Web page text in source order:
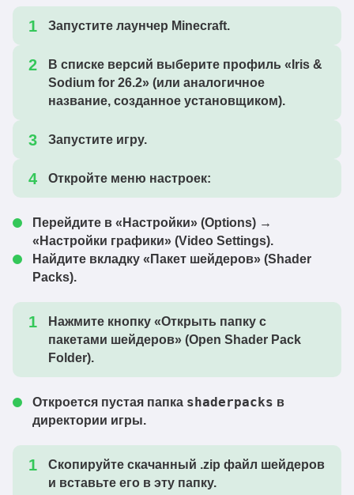
Запустите лаунчер Minecraft.
В списке версий выберите профиль «Iris &
Sodium for 26.2» (или аналогичное
название, созданное установщиком).
Запустите игру.
Откройте меню настроек:
Перейдите в «Настройки» (Options) →
«Настройки графики» (Video Settings).
Найдите вкладку «Пакет шейдеров» (Shader
Packs).
Нажмите кнопку «Открыть папку с
пакетами шейдеров» (Open Shader Pack
Folder).
Откроется пустая папка shaderpacks в
директории игры.
Скопируйте скачанный .zip файл шейдеров
и вставьте его в эту папку.